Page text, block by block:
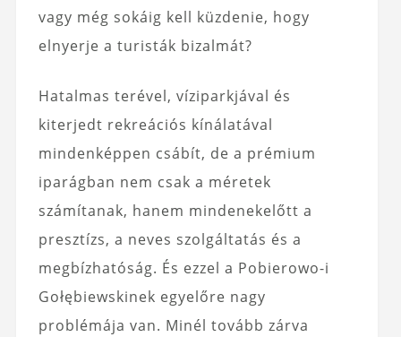
vagy még sokáig kell küzdenie, hogy
elnyerje a turisták bizalmát?
Hatalmas terével, víziparkjával és
kiterjedt rekreációs kínálatával
mindenképpen csábít, de a prémium
iparágban nem csak a méretek
számítanak, hanem mindenekelőtt a
presztízs, a neves szolgáltatás és a
megbízhatóság. És ezzel a Pobierowo-i
Gołębiewskinek egyelőre nagy
problémája van. Minél tovább zárva